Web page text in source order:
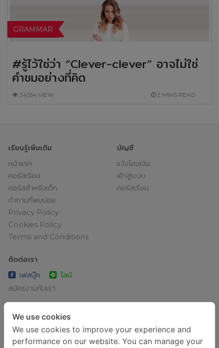
GRAMMAR
#รู้ไว้ใช่ว่า “Clever-clever” อาจไม่ใช่
คำชมอย่างที่คิด
34554 VIEW 2 MINS READ
เรียนรู้เพิ่มเติม
หน้าแรก
คอร์สเรียน
คอร์สสำหรับเด็ก
คำถามที่พบบ่อย
Privacy Policy
Cookies Policy
Terms and Conditions
บัญชี
แจ้งโอนเงิน
เข้าสู่ระบบ
คอร์สเรียน
ติดต่อเรา
เฟสบุ๊ค
ไลน์
สมัครงานกับเรา
คอร์สเรียนภาษาอังกฤษที่ดีที่สุดสำหรับวัยทำงาน พิสูจน์แล้วจากผู้
เรียนกว่า 10,000 คน ว่าพูดได้จริง ไม่ใช่แค่ท่องจำอ่านบทความภาษา
We use cookies
We use cookies to improve your experience and
performance on our website. You can manage your